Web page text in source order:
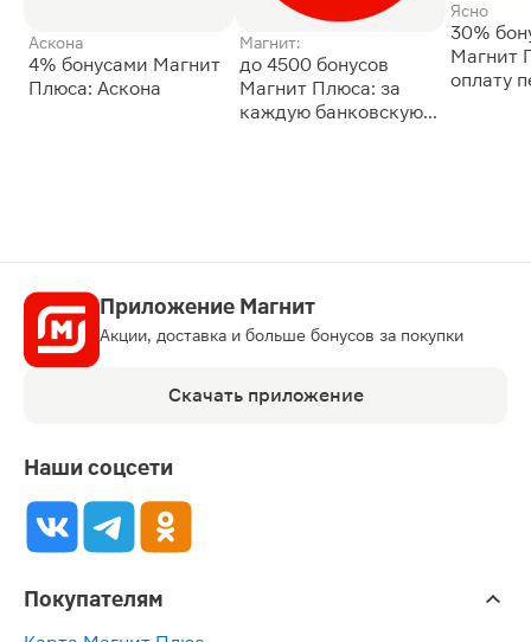
Аскона
4% бонусами Магнит
Плюса: Аскона
Магнит:
до 4500 бонусов
Магнит Плюса: за
каждую банковскую
Ясно
30%
Магнит
оплату
Приложение Магнит
Акции, доставка и больше бонусов за покупки
Скачать приложение
Наши соцсети
Покупателям